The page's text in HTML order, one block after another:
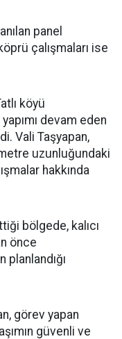
panel
çalışmaları ise
köyü
devam eden
Vali Taşyapan,
uzunluğundaki
hakkında
bölgede, kalıcı
önce
planlandığı
görev yapan
güvenli ve